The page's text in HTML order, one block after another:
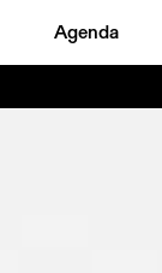
Agenda